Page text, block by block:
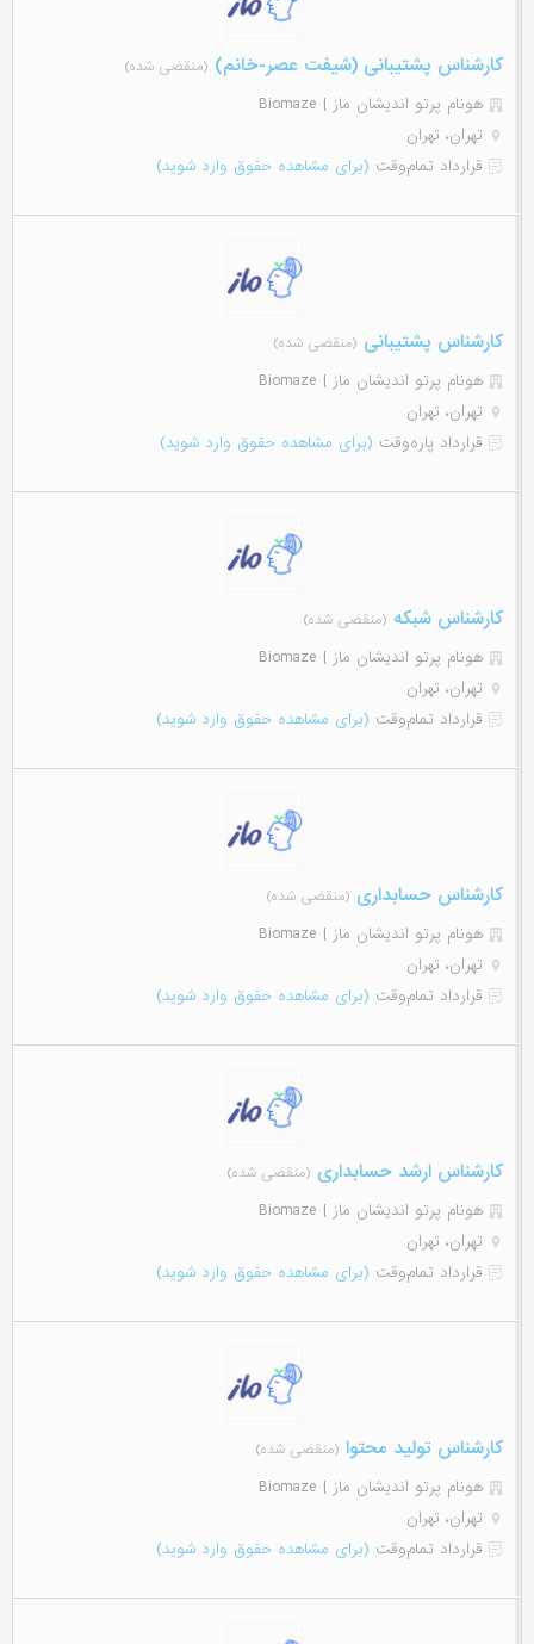
کارشناس پشتیبانی (شیفت عصر-خانم) (منقضی شده)
هونام پرتو اندیشان ماز | Biomaze
تهران، تهران
قرارداد تمام‌وقت (برای مشاهده حقوق وارد شوید)
کارشناس پشتیبانی (منقضی شده)
هونام پرتو اندیشان ماز | Biomaze
تهران، تهران
قرارداد پاره‌وقت (برای مشاهده حقوق وارد شوید)
کارشناس شبکه (منقضی شده)
هونام پرتو اندیشان ماز | Biomaze
تهران، تهران
قرارداد تمام‌وقت (برای مشاهده حقوق وارد شوید)
کارشناس حسابداری (منقضی شده)
هونام پرتو اندیشان ماز | Biomaze
تهران، تهران
قرارداد تمام‌وقت (برای مشاهده حقوق وارد شوید)
کارشناس ارشد حسابداری (منقضی شده)
هونام پرتو اندیشان ماز | Biomaze
تهران، تهران
قرارداد تمام‌وقت (برای مشاهده حقوق وارد شوید)
کارشناس تولید محتوا (منقضی شده)
هونام پرتو اندیشان ماز | Biomaze
تهران، تهران
قرارداد تمام‌وقت (برای مشاهده حقوق وارد شوید)